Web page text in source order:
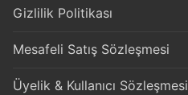
Gizlilik Politikası
Mesafeli Satış Sözleşmesi
Üyelik & Kullanıcı Sözleşmesi